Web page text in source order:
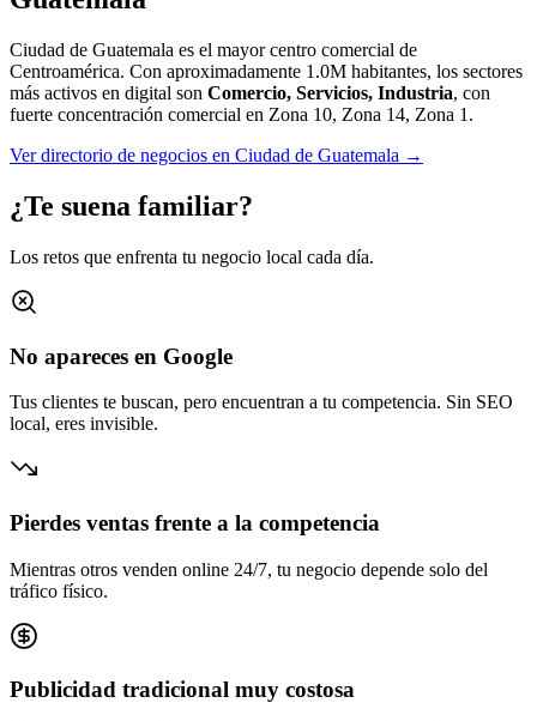
Ciudad de Guatemala es el mayor centro comercial de
Centroamérica. Con aproximadamente 1.0M habitantes, los sectores
más activos en digital son Comercio, Servicios, Industria, con
fuerte concentración comercial en Zona 10, Zona 14, Zona 1 .
Ver directorio de negocios en Ciudad de Guatemala →
¿Te suena familiar?
Los retos que enfrenta tu negocio local cada día.
No apareces en Google
Tus clientes te buscan, pero encuentran a tu competencia. Sin SEO
local, eres invisible.
Pierdes ventas frente a la competencia
Mientras otros venden online 24/7, tu negocio depende solo del
tráfico físico.
Publicidad tradicional muy costosa